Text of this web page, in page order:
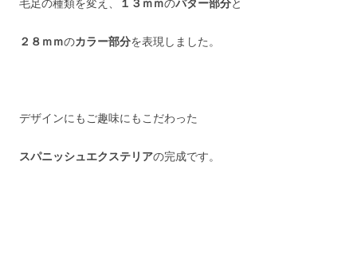
２８ｍｍのカラー部分を表現しました。
デザインにもご趣味にもこだわった
スパニッシュエクステリアの完成です。